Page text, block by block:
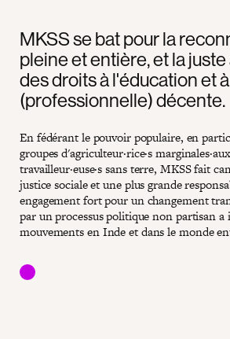
MKSS se bat pour la
pleine et entière, et la
des droits à l'éducation et
(professionnelle) décente.
En fédérant le pouvoir populaire, en
groupes d'agriculteur·rice·s
travailleur·euse·s sans terre, MKSS fait
justice sociale et une plus grande
engagement fort pour un changement
par un processus politique non partisan a
mouvements en Inde et dans le monde